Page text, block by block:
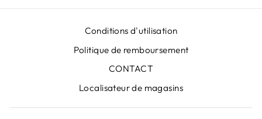
Conditions d'utilisation
Politique de remboursement
CONTACT
Localisateur de magasins